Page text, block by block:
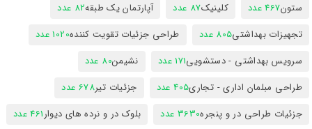
ستون467 عدد کلینیک87 عدد آپارتمان یک طبقه82 عدد
تجهیزات بهداشتی805 عدد طراحی جزئیات تقویت کننده1020 عدد
سرویس بهداشتی - دستشویی171 عدد نشیمن80 عدد
طراحی مبلمان اداری - تجاری405 عدد جزئیات تیر678 عدد
جزئیات طراحی در و پنجره3630 عدد بلوک در و نرده های دیوار461 عدد